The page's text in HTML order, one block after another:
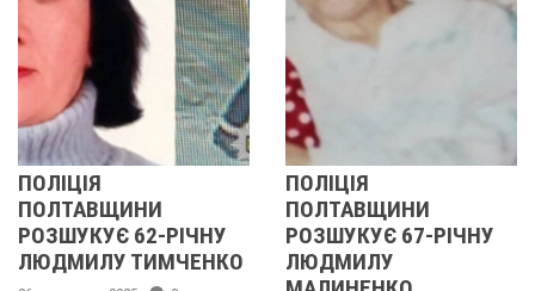
62-РІЧНУ
ТИМЧЕНКО
ПОЛТАВЩИНИ
РОЗШУКУЄ 67-РІЧНУ
ЛЮДМИЛУ